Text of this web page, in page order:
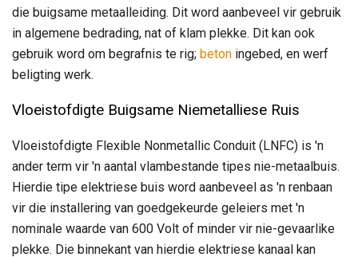
die buigsame metaalleiding. Dit word aanbeveel vir gebruik
in algemene bedrading, nat of klam plekke. Dit kan ook
gebruik word om begrafnis te rig; beton ingebed, en werf
beligting werk.
Vloeistofdigte Buigsame Niemetalliese Ruis
Vloeistofdigte Flexible Nonmetallic Conduit (LNFC) is 'n
ander term vir 'n aantal vlambestande tipes nie-metaalbuis.
Hierdie tipe elektriese buis word aanbeveel as 'n renbaan
vir die installering van goedgekeurde geleiers met 'n
nominale waarde van 600 Volt of minder vir nie-gevaarlike
plekke. Die binnekant van hierdie elektriese kanaal kan